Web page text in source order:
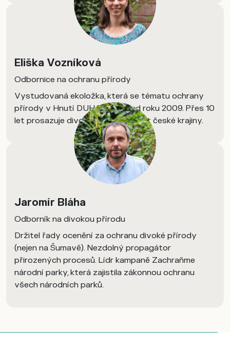
Eliška Vozníková
Odbornice na ochranu přírody
Vystudovaná ekoložka, která se tématu ochrany
přírody v Hnutí DUHA věnuje od roku 2009. Přes 10
let prosazuje divočinu jako součást české krajiny.
Jaromír Bláha
Odborník na divokou přírodu
Držitel řady ocenění za ochranu divoké přírody
(nejen na Šumavě). Nezdolný propagátor
přirozených procesů. Lídr kampaně Zachraňme
národní parky, která zajistila zákonnou ochranu
všech národních parků.